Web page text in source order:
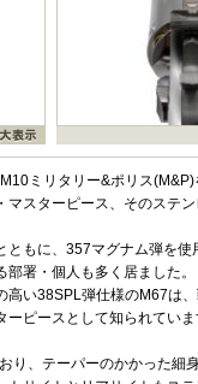
ミリタリー&ポリス
スターピース、そのステ
ともに、357マグナム弾を
署・個人も多く居ました。
高い38SPL弾仕様のM67は
ピースとして知られていま
り、テーパーのかかった細